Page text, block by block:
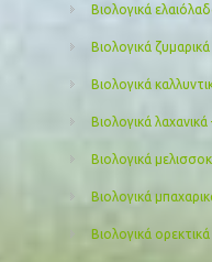
Βιολογικά
Βιολογικά ζυμαρικά
Βιολογικά
Βιολογικά λαχανικά
Βιολογικά
Βιολογικά
Βιολογικά